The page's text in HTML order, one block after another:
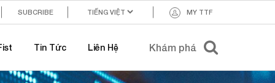
MY TTF
SUBCRIBE
Tin Tức Liên Hệ